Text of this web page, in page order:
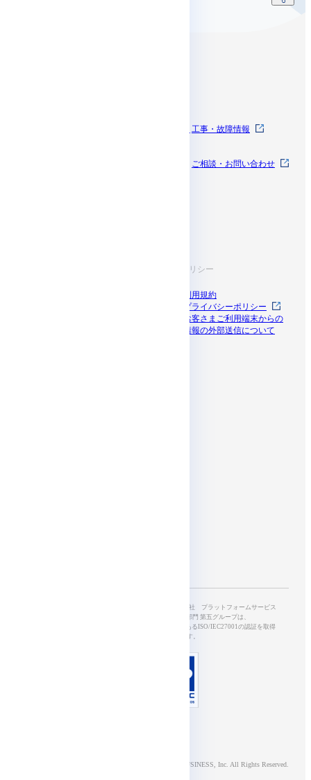
工事・故障情報
ご相談・お問い合わせ
規約・ポリシー
利用規約
プライバシーポリシー
お客さまご利用端末からの
情報の外部送信について
SkyWayを開発・運営する、NTTドコモビジネス株式会社 プラットフォームサービス
本部5G&IoTサービス部 開発オペレーション部門 第五グループは、
情報セキュリティマネジメントシステムの国際規格であるISO/IEC27001の認証を取得
し、適切に管理されています。
© NTT DOCOMO BUSINESS, Inc. All Rights Reserved.